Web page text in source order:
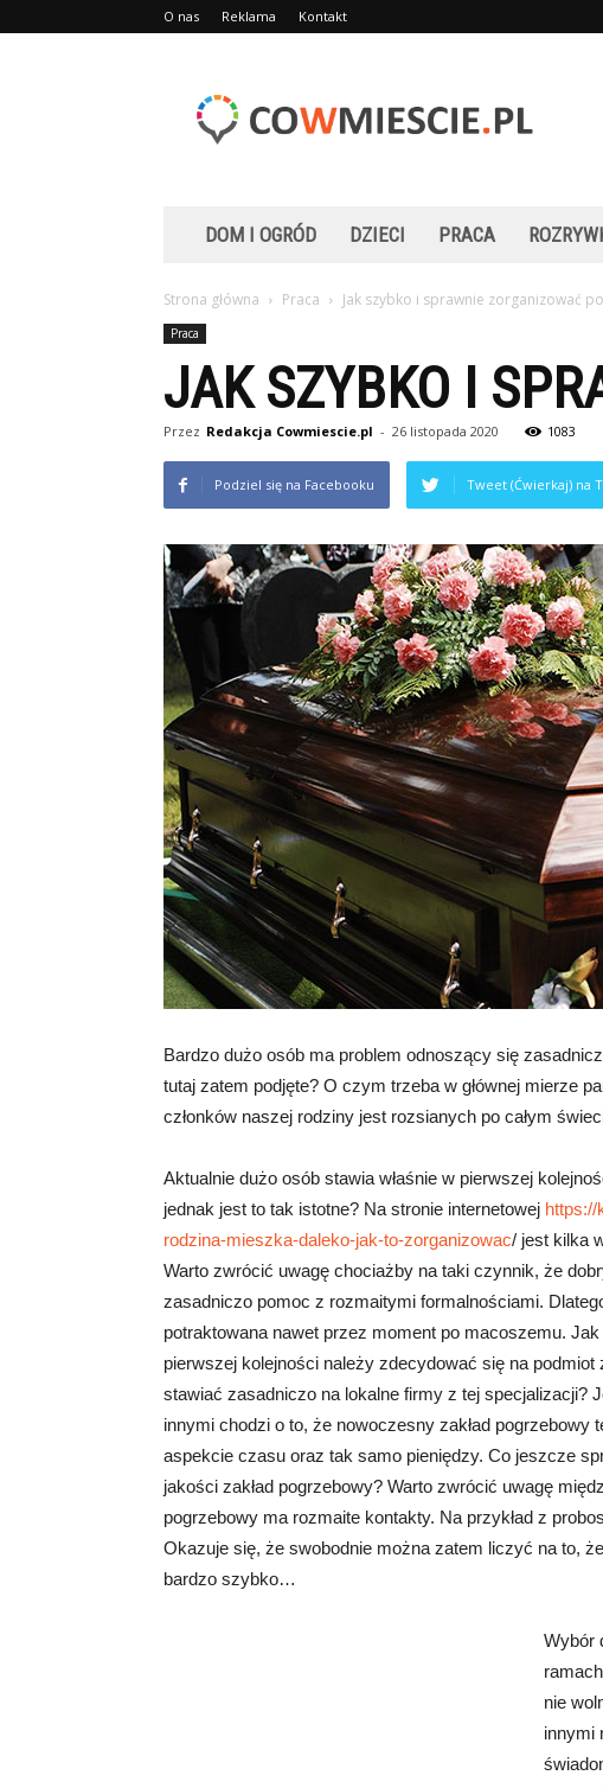
O nas Reklama Kontakt
DOM I OGRÓD DZIECI PRACA
Strona główna Praca Jak szybko i sprawnie zorganizować
Praca
JAK SZYBKO I
Przez Redakcja Cowmiescie.pl - 26 listopada 2020 1083
Podziel się na Facebooku Tweet (Ćwierkaj) na
Bardzo dużo osób ma problem odnoszący się
tutaj zatem podjęte? O czym trzeba w głównej mierze
członków naszej rodziny jest rozsianych po całym
Aktualnie dużo osób stawia właśnie w pierwszej
jednak jest to tak istotne? Na stronie internetowej https://
rodzina-mieszka-daleko-jak-to-zorganizowac/ jest kilka
Warto zwrócić uwagę chociażby na taki czynnik, że
zasadniczo pomoc z rozmaitymi formalnościami.
potraktowana nawet przez moment po macoszemu.
pierwszej kolejności należy zdecydować się na
stawiać zasadniczo na lokalne firmy z tej
innymi chodzi o to, że nowoczesny zakład
aspekcie czasu oraz tak samo pieniędzy. Co jeszcze
jakości zakład pogrzebowy? Warto zwrócić uwagę
pogrzebowy ma rozmaite kontakty. Na przykład z
Okazuje się, że swobodnie można zatem liczyć na to,
bardzo szybko…
Wybór
nie
innymi